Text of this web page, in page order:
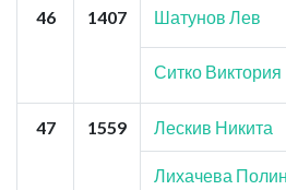
46 1407 Шатунов Лев
Ситко Виктория
47 1559 Лескив Никита
Лихачева